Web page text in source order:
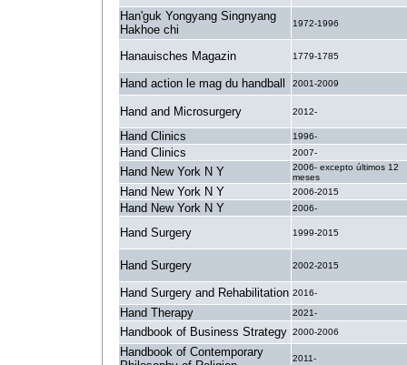
Han'guk Yongyang Singnyang
Hakhoe chi
1972-1996
Hanauisches Magazin 1779-1785
Hand action le mag du handball 2001-2009
Hand and Microsurgery 2012-
Hand Clinics 1996-
Hand Clinics 2007-
Hand New York N Y
2006- excepto últimos 12
meses
Hand New York N Y 2006-2015
Hand New York N Y 2006-
Hand Surgery 1999-2015
Hand Surgery 2002-2015
Hand Surgery and Rehabilitation 2016-
Hand Therapy 2021-
Handbook of Business Strategy 2000-2006
Handbook of Contemporary
2011-